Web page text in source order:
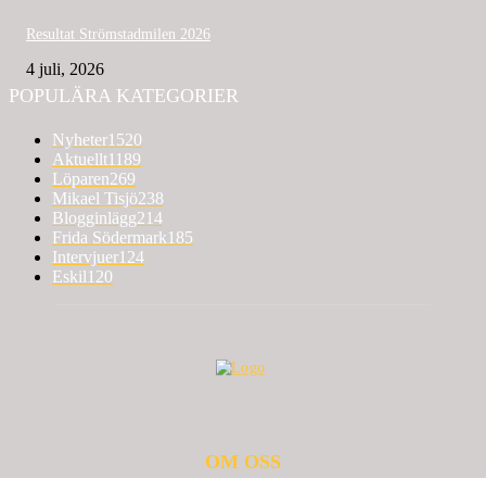
Resultat Strömstadmilen 2026
4 juli, 2026
POPULÄRA KATEGORIER
Nyheter1520
Aktuellt1189
Löparen269
Mikael Tisjö238
Blogginlägg214
Frida Södermark185
Intervjuer124
Eskil120
OM OSS